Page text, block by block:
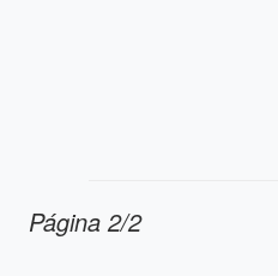
Página 2/2